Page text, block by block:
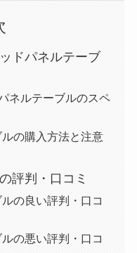
ドパネルテーブ
ネルテーブルのスペ
の購入方法と注意
評判・口コミ
の良い評判・口コ
の悪い評判・口コ